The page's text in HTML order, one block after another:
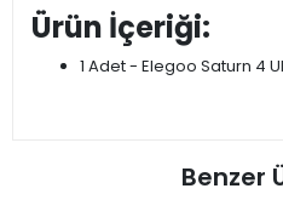
Ürün İçeriği:
1 Adet - Elegoo Saturn 4
Benzer